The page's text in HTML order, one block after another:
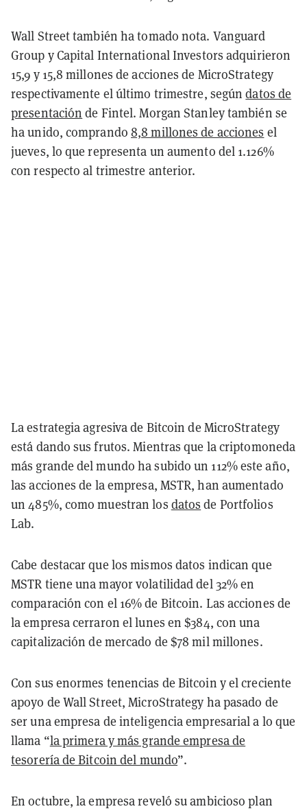
Wall Street también ha tomado nota. Vanguard
Group y Capital International Investors adquirieron
15,9 y 15,8 millones de acciones de MicroStrategy
respectivamente el último trimestre, segúndatos de
presentación de Fintel. Morgan Stanley también se
ha unido, comprando8,8 millones de acciones el
jueves, lo que representa un aumento del 1.126%
con respecto al trimestre anterior.
La estrategia agresiva de Bitcoin de MicroStrategy
está dando sus frutos. Mientras que la criptomoneda
más grande del mundo ha subido un 112% este año,
las acciones de la empresa, MSTR, han aumentado
un 485%, como muestran los datos de Portfolios
Lab.
Cabe destacar que los mismos datos indican que
MSTR tiene una mayor volatilidad del 32% en
comparación con el 16% de Bitcoin. Las acciones de
la empresa cerraron el lunes en $384, con una
capitalización de mercado de $78 mil millones.
Con sus enormes tenencias de Bitcoin y el creciente
apoyo de Wall Street, MicroStrategy ha pasado de
ser una empresa de inteligencia empresarial a lo que
llama “la primera y más grande empresa de
tesorería de Bitcoin del mundo”.
En octubre, la empresa reveló su ambicioso plan